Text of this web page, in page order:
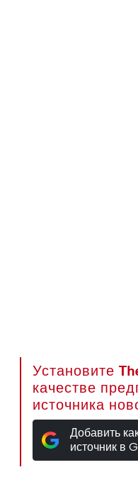
Установите
качестве
источника
Добавить
источник в